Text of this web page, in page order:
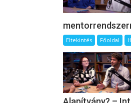
Eltekintés Főoldal